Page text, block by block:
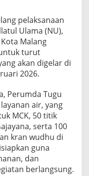
pelaksanaan
Ulama (NU),
Malang
turut
akan digelar di
2026.
Perumda Tugu
air, yang
MCK, 50 titik
serta 100
kran wudhu di
guna
dan
berlangsung.